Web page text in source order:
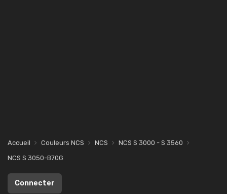
Accueil Couleurs NCS NCS
NCS S 3000 - S 3560
NCS S 3050-B70G
Connecter